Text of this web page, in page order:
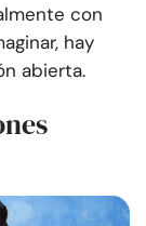
con
hay
abierta.